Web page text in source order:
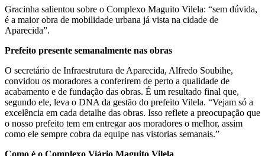
Gracinha salientou sobre o Complexo Maguito Vilela: “sem dúvida,
é a maior obra de mobilidade urbana já vista na cidade de
Aparecida”.
Prefeito presente semanalmente nas obras
O secretário de Infraestrutura de Aparecida, Alfredo Soubihe,
convidou os moradores a conferirem de perto a qualidade de
acabamento e de fundação das obras. É um resultado final que,
segundo ele, leva o DNA da gestão do prefeito Vilela. “Vejam só a
excelência em cada detalhe das obras. Isso reflete a preocupação que
o nosso prefeito tem em entregar aos moradores o melhor, assim
como ele sempre cobra da equipe nas vistorias semanais.”
Como é o Complexo Viário Maguito Vilela